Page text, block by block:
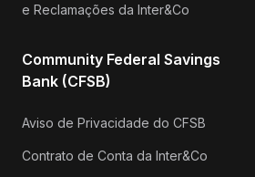
e Reclamações da Inter&Co
Community Federal Savings
Bank (CFSB)
Aviso de Privacidade do CFSB
Contrato de Conta da Inter&Co